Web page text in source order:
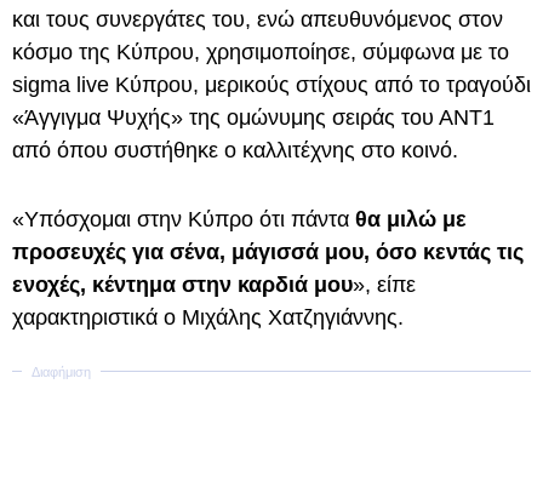
και τους συνεργάτες του, ενώ απευθυνόμενος στον
κόσμο της Κύπρου, χρησιμοποίησε, σύμφωνα με το
sigma live Κύπρου, μερικούς στίχους από το τραγούδι
«Άγγιγμα Ψυχής» της ομώνυμης σειράς του ΑΝΤ1
από όπου συστήθηκε ο καλλιτέχνης στο κοινό.
«Υπόσχομαι στην Κύπρο ότι πάντα θα μιλώ με
προσευχές για σένα, μάγισσά μου, όσο κεντάς τις
ενοχές, κέντημα στην καρδιά μου», είπε
χαρακτηριστικά ο Μιχάλης Χατζηγιάννης.